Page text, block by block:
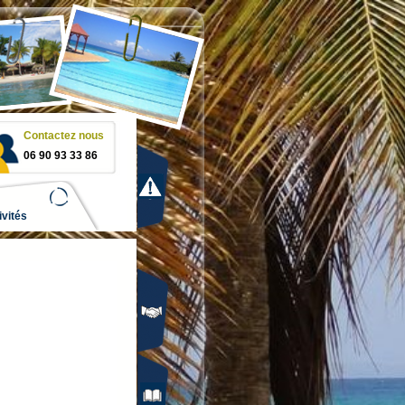
Contactez nous
06 90 93 33 86